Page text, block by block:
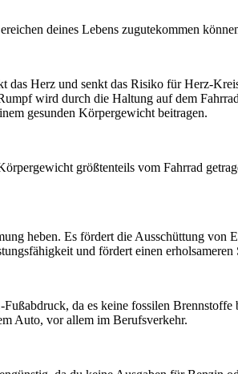
deines Lebens zugutekommen
das Herz und senkt das Risiko für Herz-
wird durch die Haltung auf dem
gesunden Körpergewicht beitragen.
größtenteils vom Fahrrad
heben. Es fördert die Ausschüttung von
und fördert einen erholsameren
da es keine fossilen Brennstoffe
Auto, vor allem im Berufsverkehr.